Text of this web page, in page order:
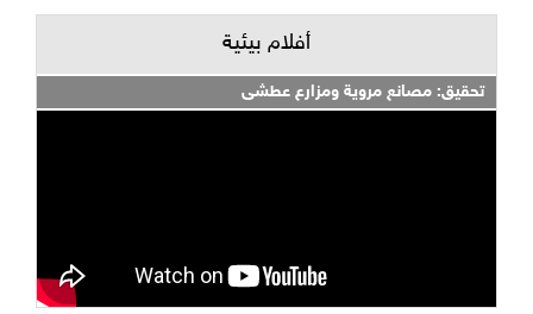
أفلام بيئية
تحقيق: مصانع مروية ومزارع عطشى